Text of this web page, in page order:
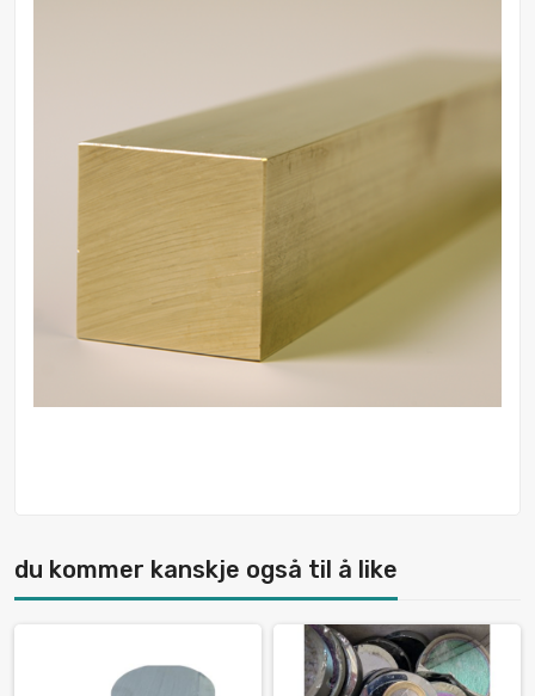
du kommer kanskje også til å like